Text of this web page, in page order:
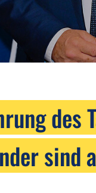
des
sind